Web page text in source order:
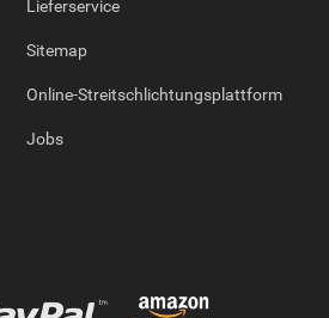
Lieferservice
Sitemap
Online-Streitschlichtungsplattform
Jobs